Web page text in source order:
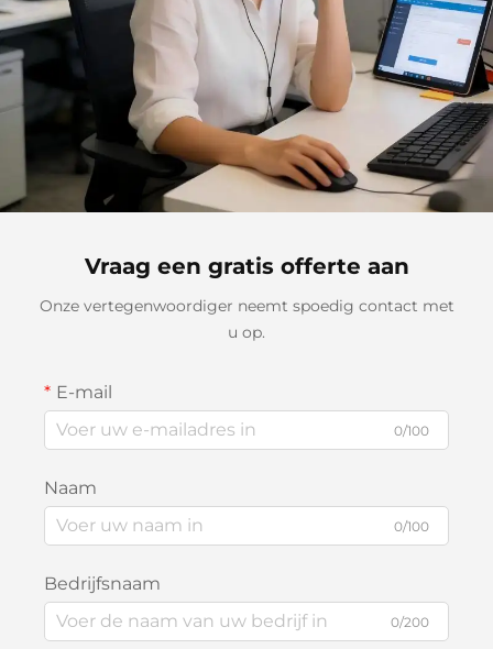
Vraag een gratis offerte aan
Onze vertegenwoordiger neemt spoedig contact met
u op.
E-mail
0/100
Naam
0/100
Bedrijfsnaam
0/200